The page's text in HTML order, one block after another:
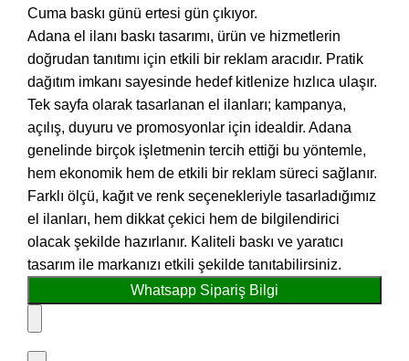
Cuma baskı günü ertesi gün çıkıyor.
Adana el ilanı baskı tasarımı, ürün ve hizmetlerin
doğrudan tanıtımı için etkili bir reklam aracıdır. Pratik
dağıtım imkanı sayesinde hedef kitlenize hızlıca ulaşır.
Tek sayfa olarak tasarlanan el ilanları; kampanya,
açılış, duyuru ve promosyonlar için idealdir. Adana
genelinde birçok işletmenin tercih ettiği bu yöntemle,
hem ekonomik hem de etkili bir reklam süreci sağlanır.
Farklı ölçü, kağıt ve renk seçenekleriyle tasarladığımız
el ilanları, hem dikkat çekici hem de bilgilendirici
olacak şekilde hazırlanır. Kaliteli baskı ve yaratıcı
tasarım ile markanızı etkili şekilde tanıtabilirsiniz.
Whatsapp Sipariş Bilgi